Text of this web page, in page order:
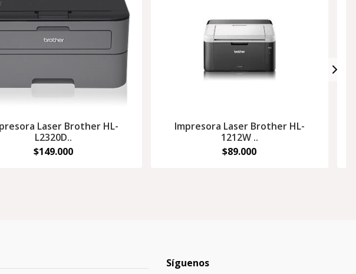
Laser Brother HL-
L2320D..
$149.000
Impresora Laser Brother HL-
1212W ..
$89.000
Síguenos